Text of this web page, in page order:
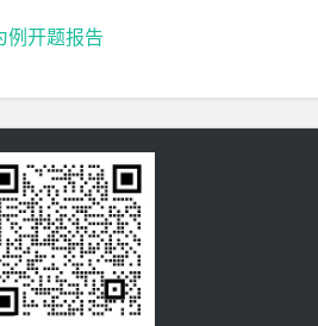
开题报告